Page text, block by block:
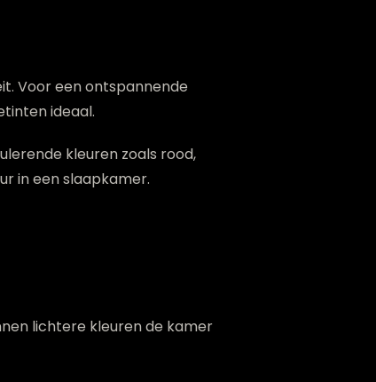
Voor een ontspannende
ideaal.
kleuren zoals rood,
in een slaapkamer.
lichtere kleuren de kamer